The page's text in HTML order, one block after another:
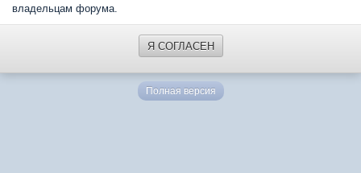
владельцам форума.
Я СОГЛАСЕН
Полная версия